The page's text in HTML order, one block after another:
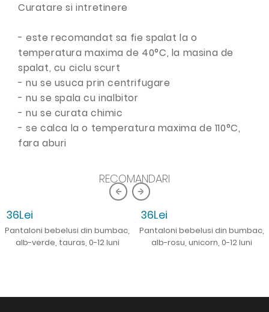
Curatare si intretinere
- este recomandat sa fie spalat la o
temperatura maxima de 40°C, la masina de
spalat, cu ciclu scurt
- nu se usuca prin centrifugare
- nu se spala cu inalbitor
- nu se curata chimic
- se calca la o temperatura maxima de 110°C,
fara aburi
RECOMANDARI
36Lei
Pantaloni bebelusi din bumbac,
alb-verde, tauras, 0-12 luni
36Lei
Pantaloni bebelusi din bumbac,
alb-rosu, unicorn, 0-12 luni